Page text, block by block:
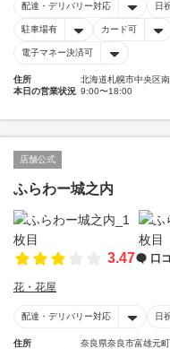
配達・デリバリー対応 日
駐車場有 カード可
電子マネー決済可
住所
北海道札幌市中央区
本日の営業状況 9:00〜18:00
店舗公式
ふらわー城之内
3.47 口
花・花屋
配達・デリバリー対応 日
住所
奈良県奈良市富雄元